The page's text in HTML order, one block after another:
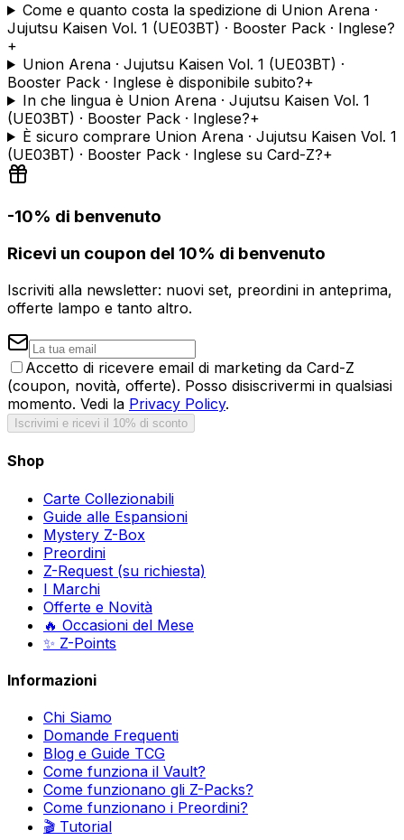
Come e quanto costa la spedizione di Union Arena ·
Jujutsu Kaisen Vol. 1 (UE03BT) · Booster Pack · Inglese?
+
Union Arena · Jujutsu Kaisen Vol. 1 (UE03BT) ·
Booster Pack · Inglese è disponibile subito?+
In che lingua è Union Arena · Jujutsu Kaisen Vol. 1
(UE03BT) · Booster Pack · Inglese?+
È sicuro comprare Union Arena · Jujutsu Kaisen Vol. 1
(UE03BT) · Booster Pack · Inglese su Card-Z?+
-10% di benvenuto
Ricevi un coupon del 10% di benvenuto
Iscriviti alla newsletter: nuovi set, preordini in anteprima,
offerte lampo e tanto altro.
Accetto di ricevere email di marketing da Card-Z
(coupon, novità, offerte). Posso disiscrivermi in qualsiasi
momento. Vedi la Privacy Policy.
Iscrivimi e ricevi il 10% di sconto
Shop
Carte Collezionabili
Guide alle Espansioni
Mystery Z-Box
Preordini
Z-Request (su richiesta)
I Marchi
Offerte e Novità
🔥 Occasioni del Mese
✨ Z-Points
Informazioni
Chi Siamo
Domande Frequenti
Blog e Guide TCG
Come funziona il Vault?
Come funzionano gli Z-Packs?
Come funzionano i Preordini?
🎬 Tutorial